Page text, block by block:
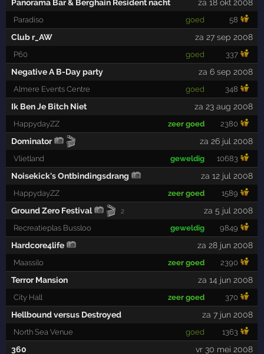
Panorama Bar & Berghain Resident nacht za 18 okt 2008
Paradiso goed 58
Club r_AW za 27 sep 2008
P60 goed 337
Negative A B-Day party za 6 sep 2008
Almere Events Centre goed 348
Ik Ben Je Bitch Niet za 23 aug 2008
HappydayZZ zeer goed 2380
Dominator 🎬 za 26 jul 2008
Vlietland geweldig 10683
Noisekick's Ontbindingsdrang za 12 jul 2008
HappydayZZ zeer goed 1589
Ground Zero Festival 🎬 2 za 5 jul 2008
Recreatieplas Bussloo geweldig 9849
Hardcore4life za 28 jun 2008
Maassilo zeer goed 2390
Terror Mansion za 14 jun 2008
City Hall zeer goed 370
Hellbound versus Destroyed za 7 jun 2008
North Sea Venue goed 1363
360 vr 30 mei 2008